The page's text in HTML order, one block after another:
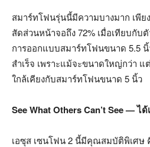
สมาร์ทโฟนรุ่นนี้มีความบางมาก เพีย
สัดส่วนหน้าจอถึง 72% เมื่อเทียบกับ
การออกแบบสมาร์ทโฟนขนาด 5.5
สำเร็จ เพราะแม้จะขนาดใหญ่กว่า แ
ใกล้เคียงกับสมาร์ทโฟนขนาด 5 นิ้ว
See What Others Can’t See — ไ
เอซุส เซนโฟน 2 นี้มีคุณสมบัติพิเศษ